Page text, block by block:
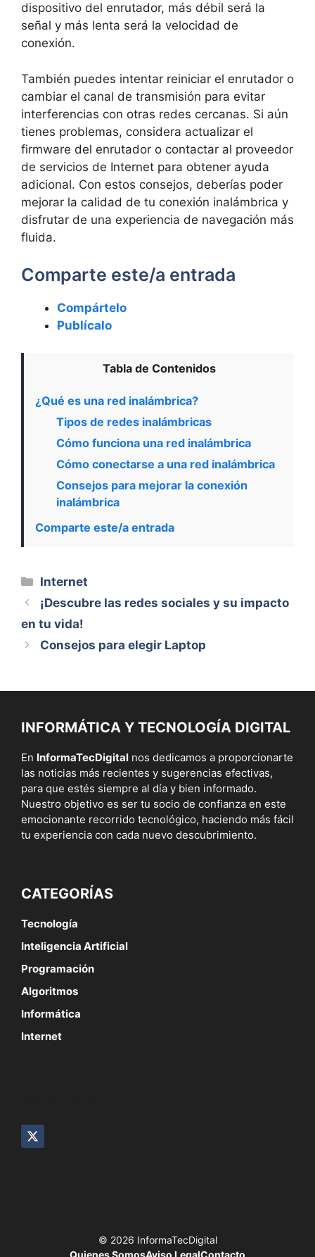
dispositivo del enrutador, más débil será la
señal y más lenta será la velocidad de
conexión.
También puedes intentar reiniciar el enrutador o
cambiar el canal de transmisión para evitar
interferencias con otras redes cercanas. Si aún
tienes problemas, considera actualizar el
firmware del enrutador o contactar al proveedor
de servicios de Internet para obtener ayuda
adicional. Con estos consejos, deberías poder
mejorar la calidad de tu conexión inalámbrica y
disfrutar de una experiencia de navegación más
fluida.
Comparte este/a entrada
Compártelo
Publícalo
Tabla de Contenidos
¿Qué es una red inalámbrica?
Tipos de redes inalámbricas
Cómo funciona una red inalámbrica
Cómo conectarse a una red inalámbrica
Consejos para mejorar la conexión
inalámbrica
Comparte este/a entrada
Categorías
Internet
¡Descubre las redes sociales y su impacto
en tu vida!
Consejos para elegir Laptop
INFORMÁTICA Y TECNOLOGÍA DIGITAL
En InformaTecDigital nos dedicamos a proporcionarte
las noticias más recientes y sugerencias efectivas,
para que estés siempre al día y bien informado.
Nuestro objetivo es ser tu socio de confianza en este
emocionante recorrido tecnológico, haciendo más fácil
tu experiencia con cada nuevo descubrimiento.
CATEGORÍAS
Tecnología
Inteligencia Artificial
Programación
Algoritmos
Informática
Internet
© 2026 InformaTecDigital
Quienes SomosAviso LegalContacto